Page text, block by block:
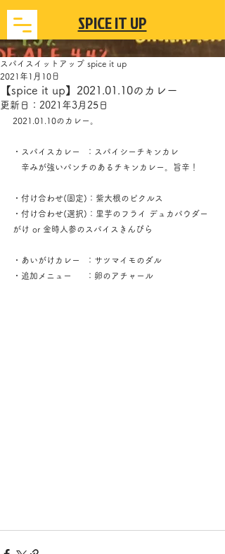
​SPICE IT UP
【spice it up】2021.01.10のカレー
スパイスイットアップ spice it up
2021年1月10日
更新日： 2021年3月25日
2021.01.10のカレー。
・スパイスカレー  ：スパイシーチキンカレ
辛みが強いパンチのあるチキンカレー。旨辛！
・付け合わせ(固定)：紫大根のピクルス
・付け合わせ(選択)：里芋のフライ デュカパウダー
がけ or 金時人参のスパイスきんぴら
・あいがけカレー  ：サツマイモのダル
・追加メニュー　  ：卵のアチャール